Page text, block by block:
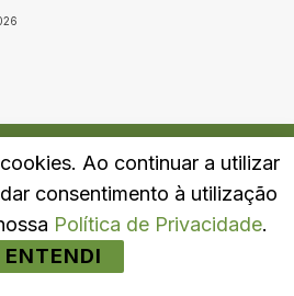
Política de Privacidade
Ao continuar a utilizar
consentimento à utilização
Política de Privacidade.
ENTENDI